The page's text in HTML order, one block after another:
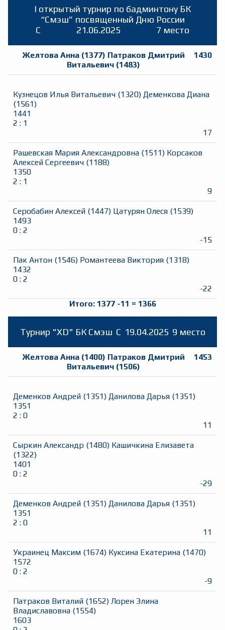
I открытый турнир по бадминтону БК
“Смэш” посвященный Дню России
C
21.06.2025 7 место
Желтова Анна (1377) Патраков Дмитрий
Витальевич (1483)
1430
Кузнецов Илья Витальевич (1320) Деменкова Диана
(1561)
1441
2 : 1
17
Рашевская Мария Александровна (1511) Корсаков
Алексей Сергеевич (1188)
1350
2 : 1
9
Серобабин Алексей (1447) Цатурян Олеся (1539)
1493
0 : 2
-15
Пак Антон (1546) Романтеева Виктория (1318)
1432
0 : 2
-22
Итого: 1377 -11 = 1366
Турнир "XD" БК Смэш C 19.04.2025 9 место
Желтова Анна (1400) Патраков Дмитрий
Витальевич (1506)
1453
Деменков Андрей (1351) Данилова Дарья (1351)
1351
2 : 0
11
Сыркин Александр (1480) Кашичкина Елизавета
(1322)
1401
0 : 2
-29
Деменков Андрей (1351) Данилова Дарья (1351)
1351
2 : 0
11
Украинец Максим (1674) Куксина Екатерина (1470)
1572
0 : 2
-9
Патраков Виталий (1652) Лорен Элина
Владиславовна (1554)
1603